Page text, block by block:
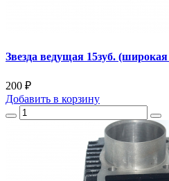
Звезда ведущая 15зуб.
200 ₽
Добавить в корзину